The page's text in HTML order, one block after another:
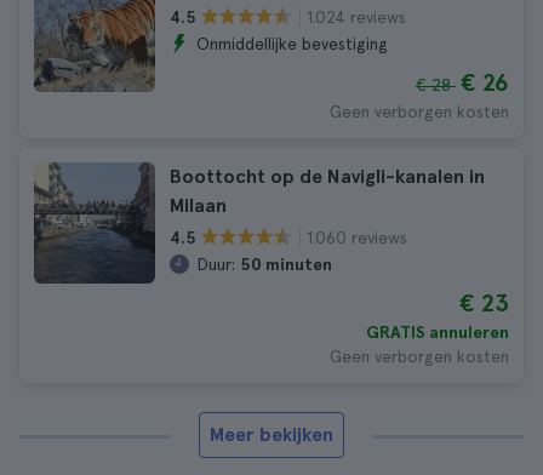
4.5
1.024 reviews
Onmiddellijke bevestiging
€ 28 € 26
Geen verborgen kosten
Boottocht op de Navigli-kanalen in
Milaan
4.5
1.060 reviews
Duur: 50 minuten
€ 23
GRATIS annuleren
Geen verborgen kosten
Meer bekijken